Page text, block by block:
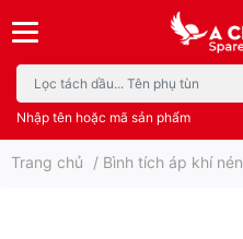
Nhập tên hoặc mã sản phẩm
Trang chủ / Bình tích áp khí nén